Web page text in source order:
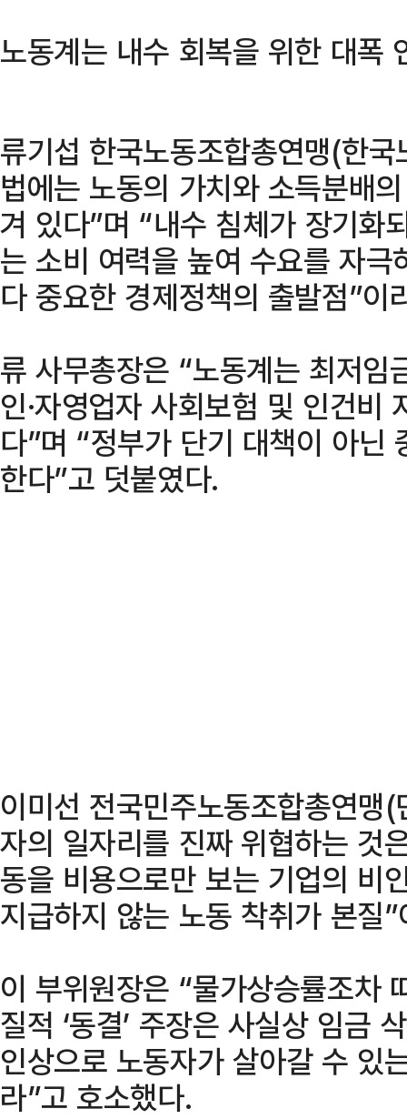
노동계는 내수 회복을 위한 대폭
류기섭 한국노동조합총연맹(한
법에는 노동의 가치와 소득분배
겨 있다”며 “내수 침체가 장기화
는 소비 여력을 높여 수요를 자
다 중요한 경제정책의 출발점”이
류 사무총장은 “노동계는 최저임
인·자영업자 사회보험 및 인건비
다”며 “정부가 단기 대책이 아닌
한다”고 덧붙였다.
이미선 전국민주노동조합총연맹
자의 일자리를 진짜 위협하는 것
동을 비용으로만 보는 기업의 비
지급하지 않는 노동 착취가 본질
이 부위원장은 “물가상승률조차
질적 ‘동결’ 주장은 사실상 임금
인상으로 노동자가 살아갈 수 있
라”고 호소했다.